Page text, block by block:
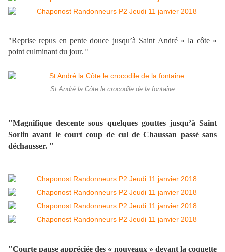
"Reprise repus en pente douce jusqu’à Saint André « la côte »
point culminant du jour. "
St André la Côte le crocodile de la fontaine
"Magnifique descente sous quelques gouttes jusqu’à Saint
Sorlin avant le court coup de cul de Chaussan passé sans
déchausser. "
"Courte pause appréciée des « nouveaux » devant la coquette